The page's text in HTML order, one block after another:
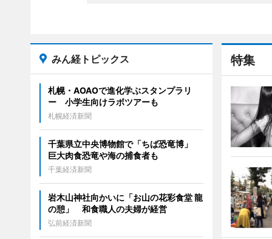
特集
みん経トピックス
札幌・AOAOで進化学ぶスタンプラリ
ー 小学生向けラボツアーも
札幌経済新聞
千葉県立中央博物館で「ちば恐竜博」
巨大肉食恐竜や海の捕食者も
千葉経済新聞
岩木山神社向かいに「お山の花彩食堂 龍
の憩」 和食職人の夫婦が経営
弘前経済新聞